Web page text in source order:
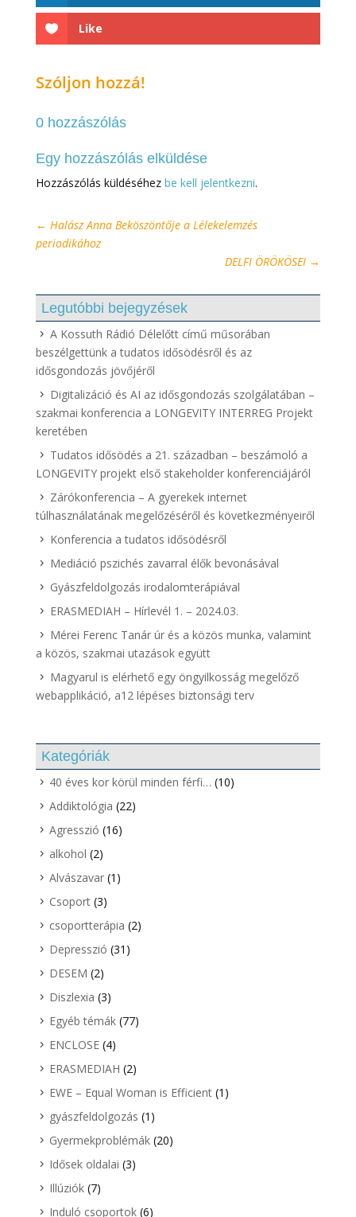
Like
Szóljon hozzá!
0 hozzászólás
Egy hozzászólás elküldése
Hozzászólás küldéséhez be kell jelentkezni.
← Halász Anna Beköszöntője a Lélekelemzés
periodikához
DELFI ÖRÖKÖSEI →
Legutóbbi bejegyzések
A Kossuth Rádió Délelőtt című műsorában
beszélgettünk a tudatos idősödésről és az
idősgondozás jövőjéről
Digitalizáció és AI az idősgondozás szolgálatában –
szakmai konferencia a LONGEVITY INTERREG Projekt
keretében
Tudatos idősödés a 21. században – beszámoló a
LONGEVITY projekt első stakeholder konferenciájáról
Zárókonferencia – A gyerekek internet
túlhasználatának megelőzéséről és következményeiről
Konferencia a tudatos idősödésről
Mediáció pszichés zavarral élők bevonásával
Gyászfeldolgozás irodalomterápiával
ERASMEDIAH – Hírlevél 1. – 2024.03.
Mérei Ferenc Tanár úr és a közös munka, valamint
a közös, szakmai utazások együtt
Magyarul is elérhető egy öngyilkosság megelőző
webapplikáció, a12 lépéses biztonsági terv
Kategóriák
40 éves kor körül minden férfi… (10)
Addiktológia (22)
Agresszió (16)
alkohol (2)
Alvászavar(1)
Csoport(3)
csoportterápia (2)
Depresszió (31)
DESEM (2)
Diszlexia (3)
Egyéb témák(77)
ENCLOSE(4)
ERASMEDIAH (2)
EWE – Equal Woman is Efficient(1)
gyászfeldolgozás (1)
Gyermekproblémák(20)
Idősek oldalai (3)
Illúziók(7)
Induló csoportok(6)